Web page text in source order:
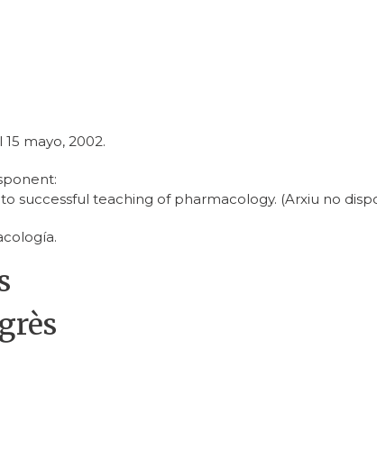
mayo, 2002.
successful teaching of pharmacology. (Arxiu no